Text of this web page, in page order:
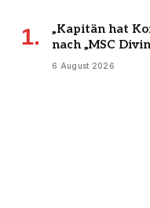
„Kapitän hat
nach „MSC
6 August 2026